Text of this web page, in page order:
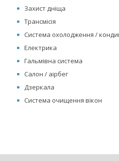
Захист дніща
Трансмісія
Система охолодження /
Електрика
Гальмівна система
Салон / аірбег
Дзеркала
Система очищення вікон